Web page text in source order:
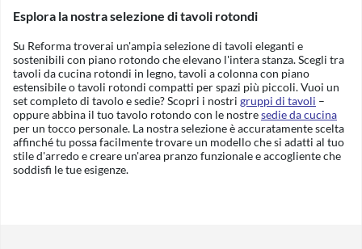
Esplora la nostra selezione di tavoli rotondi
Su Reforma troverai un'ampia selezione di tavoli eleganti e
sostenibili con piano rotondo che elevano l'intera stanza.Scegli tra
tavoli da cucina rotondi in legno, tavoli a colonna con piano
estensibile o tavoli rotondi compatti per spazi più piccoli.Vuoi un
set completo di tavolo e sedie? Scopri i nostri gruppi di tavoli –
oppure abbina il tuo tavolo rotondo con le nostresedie da cucina
per un tocco personale. La nostra selezione è accuratamente scelta
affinché tu possa facilmente trovare un modello che si adatti al tuo
stile d'arredo e creare un'area pranzo funzionale e accogliente che
soddisfi le tue esigenze.